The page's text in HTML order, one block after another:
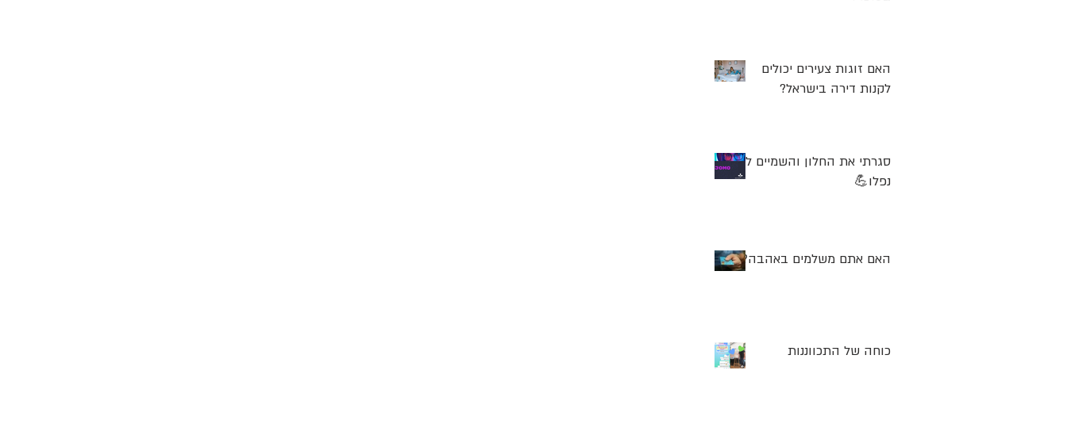
האם זוגות צעירים יכולים
לקנות דירה בישראל?
סגרתי את החלון והשמיים לא
נפלו💪
האם אתם משלמים באהבה?
כוחה של התכווננות